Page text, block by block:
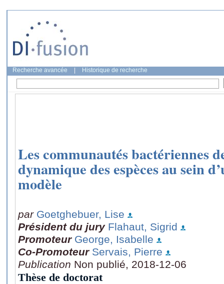
Recherche avancée Historique de recherche
Les communautés bactériennes
dynamique des espèces au sein
modèle
par Goetghebuer, Lise
Président du jury Flahaut, Sigrid
Promoteur George, Isabelle
Co-Promoteur Servais, Pierre
Publication Non publié, 2018-12-06
Thèse de doctorat